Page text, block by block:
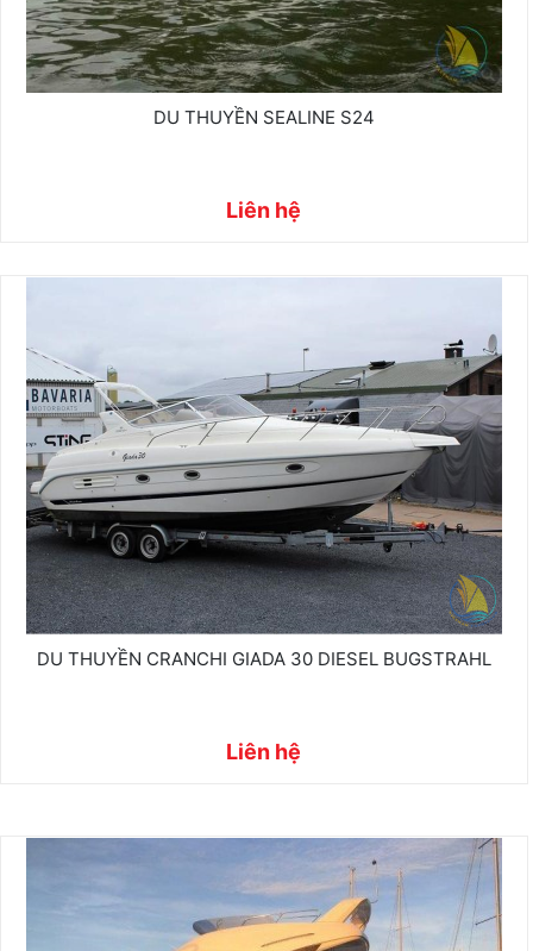
DU THUYỀN SEALINE S24
Liên hệ
DU THUYỀN CRANCHI GIADA 30 DIESEL BUGSTRAHL
Liên hệ